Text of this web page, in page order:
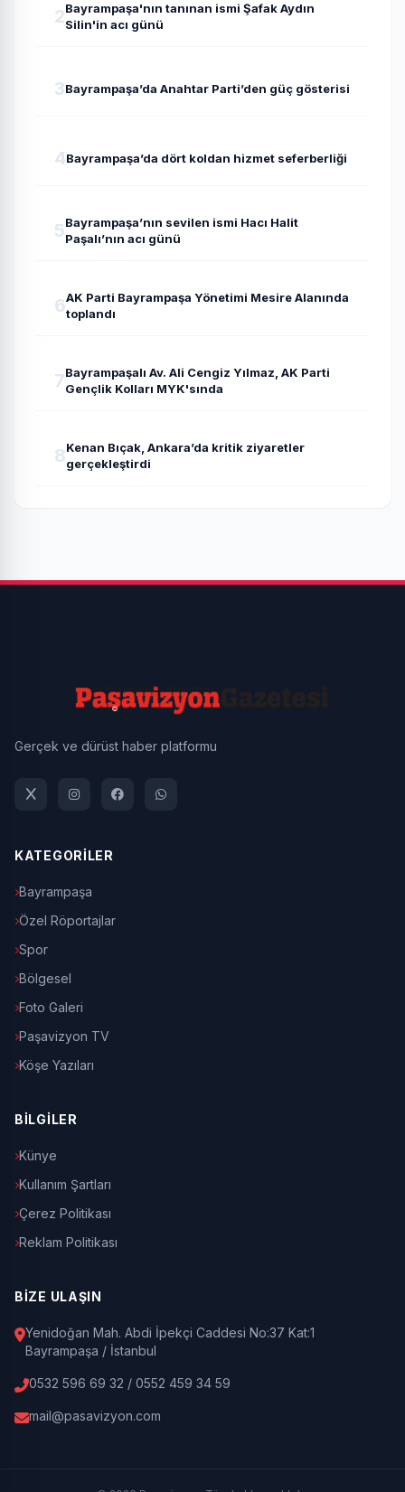
2Bayrampaşa'nın tanınan ismi Şafak Aydın
Silin'in acı günü
3Bayrampaşa’da Anahtar Parti’den güç gösterisi
4Bayrampaşa’da dört koldan hizmet seferberliği
5Bayrampaşa’nın sevilen ismi Hacı Halit
Paşalı’nın acı günü
6AK Parti Bayrampaşa Yönetimi Mesire Alanında
toplandı
7Bayrampaşalı Av. Ali Cengiz Yılmaz, AK Parti
Gençlik Kolları MYK'sında
8Kenan Bıçak, Ankara’da kritik ziyaretler
gerçekleştirdi
Gerçek ve dürüst haber platformu
KATEGORİLER
Bayrampaşa
Özel Röportajlar
Spor
Bölgesel
Foto Galeri
Paşavizyon TV
Köşe Yazıları
BİLGİLER
Künye
Kullanım Şartları
Çerez Politikası
Reklam Politikası
BİZE ULAŞIN
Yenidoğan Mah. Abdi İpekçi Caddesi No:37 Kat:1
Bayrampaşa / İstanbul
0532 596 69 32 / 0552 459 34 59
mail@pasavizyon.com